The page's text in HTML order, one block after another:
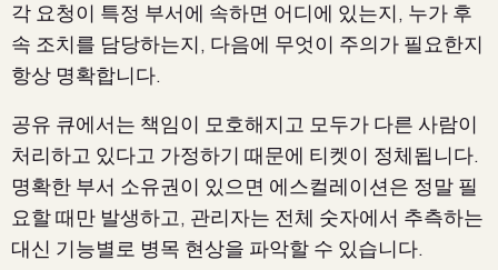
각 요청이 특정 부서에 속하면 어디에 있는지, 누가 후
속 조치를 담당하는지, 다음에 무엇이 주의가 필요한지
항상 명확합니다.
공유 큐에서는 책임이 모호해지고 모두가 다른 사람이
처리하고 있다고 가정하기 때문에 티켓이 정체됩니다.
명확한 부서 소유권이 있으면 에스컬레이션은 정말 필
요할 때만 발생하고, 관리자는 전체 숫자에서 추측하는
대신 기능별로 병목 현상을 파악할 수 있습니다.